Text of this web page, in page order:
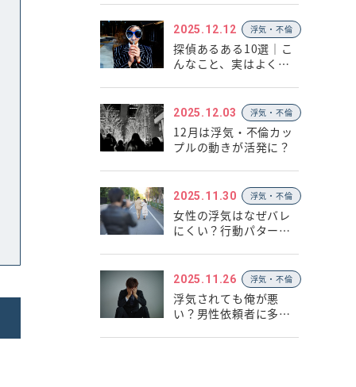
2025.12.12 浮気・不倫
探偵あるある10選｜こ
んなこと、実はよくあ
2025.12.03 浮気・不倫
12月は浮気・不倫カッ
プルの動きが活発に？
2025.11.30 浮気・不倫
女性の浮気はなぜバレ
にくい？行動パターン
2025.11.26 浮気・不倫
浮気されても俺が悪
い？男性依頼者に多い